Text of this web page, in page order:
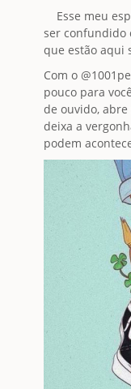
Esse meu
ser confundido
que estão aqui
Com o
pouco para
de ouvido,
deixa a
podem